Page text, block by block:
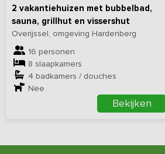
2 vakantiehuizen met bubbelbad,
sauna, grillhut en vissershut
Overijssel, omgeving Hardenberg
16 personen
8 slaapkamers
4 badkamers / douches
Nee
Bekijken